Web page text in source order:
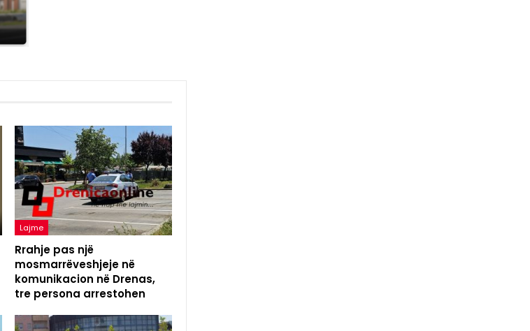
Lajme
Rrahje pas një
mosmarrëveshjeje në
komunikacion në Drenas,
tre persona arrestohen